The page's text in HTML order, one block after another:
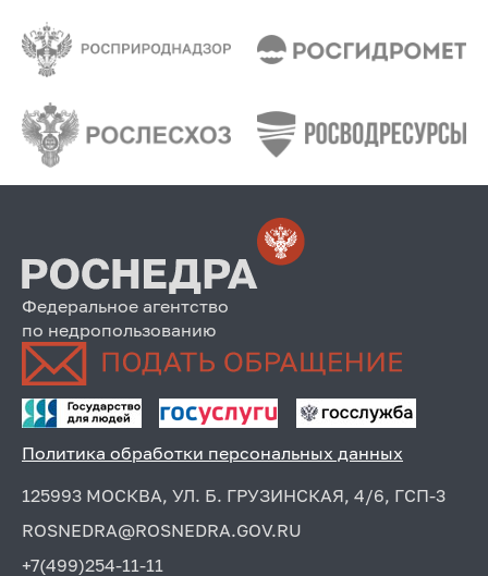
Федеральное агентство
по недропользованию
Политика обработки персональных данных
125993 МОСКВА, УЛ. Б. ГРУЗИНСКАЯ, 4/6, ГСП-3
ROSNEDRA@ROSNEDRA.GOV.RU
+7(499)254-11-11